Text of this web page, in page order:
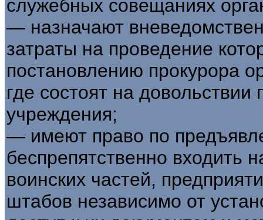
служебных совещаниях
— назначают
затраты на проведение
постановлению прокурора
где состоят на
учреждения;
— имеют право по
беспрепятственно входить
воинских частей,
штабов независимо от